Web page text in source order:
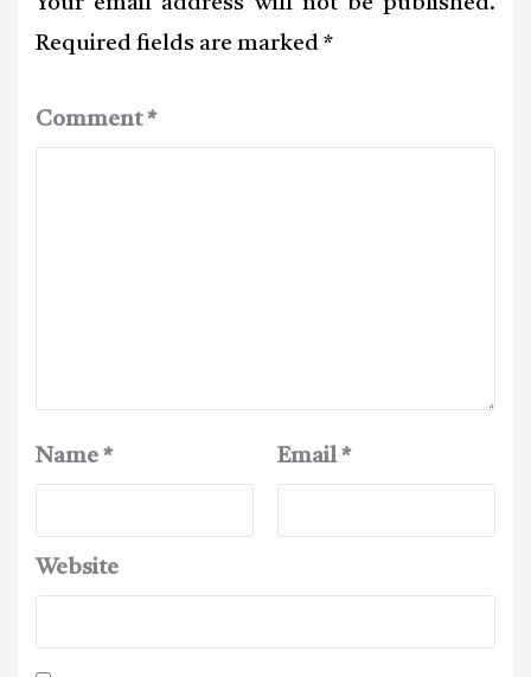
Required fields are marked *
Comment*
Name * Email*
Website